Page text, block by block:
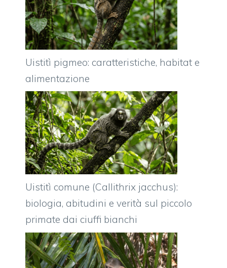
Uistitì pigmeo: caratteristiche, habitat e
alimentazione
Uistitì comune (Callithrix jacchus):
biologia, abitudini e verità sul piccolo
primate dai ciuffi bianchi